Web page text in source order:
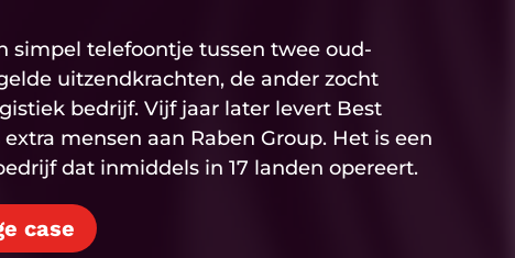
simpel telefoontje tussen twee oud-
uitzendkrachten, de ander zocht
bedrijf. Vijf jaar later levert Best
mensen aan Raben Group. Het is een
dat inmiddels in 17 landen opereert.
case